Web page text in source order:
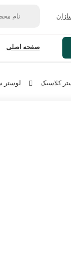
صفحه اصلی
کلاسیک لوستر